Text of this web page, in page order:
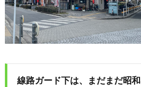
線路ガード下は、まだまだ昭